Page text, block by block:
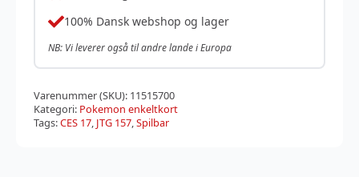
100% Dansk webshop og lager
NB: Vi leverer også til andre lande i Europa
Varenummer (SKU): 11515700
Kategori: Pokemon enkeltkort
Tags:CES 17, JTG 157,Spilbar